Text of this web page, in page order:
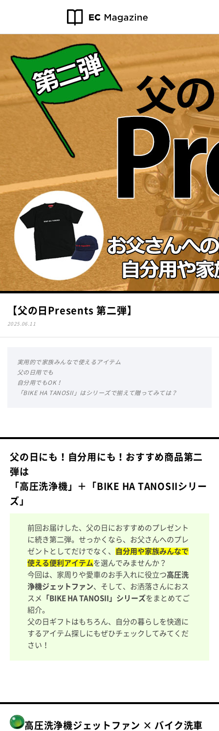
【父の日Presents 第二弾】
2025.06.11
実用的で家族みんなで使えるアイテム
父の日用でも
自分用でもOK！
「BIKE HA TANOSII」はシリーズで揃えて贈ってみては？
父の日にも！自分用にも！おすすめ商品第二
弾は
「高圧洗浄機」＋
「BIKE HA TANOSIIシリー
ズ」
前回お届けした、父の日におすすめのプレゼント
に続き第二弾。せっかくなら、お父さんへのプレ
ゼントとしてだけでなく、
自分用や家族みんなで
使える便利アイテムを選んでみませんか？
今回は、家周りや愛車のお手入れに役立つ高圧洗
浄機ジェットファン、そして、お洒落さんにおス
スメ
「BIKE HA TANOSII」シリーズをまとめてご
紹介。
父の日ギフトはもちろん、自分の暮らしを快適に
するアイテム探しにもぜひチェックしてみてくだ
さい！
高圧洗浄機ジェットファン × バイク洗車